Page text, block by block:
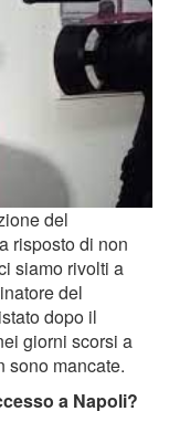
del
risposto di non
siamo rivolti a
del
dopo il
giorni scorsi a
sono mancate.
a Napoli?